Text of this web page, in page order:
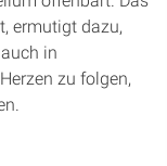
ermutigt dazu,
in
zu folgen,